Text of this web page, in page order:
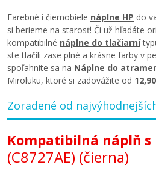
Farebné i čiernobiele náplne HP do
si berieme na starosť! Či už hľadáte
kompatibilné náplne do tlačiarní
ste tlačili zase plné a krásne farby v
spoľahnite sa na Náplne do
Miroluku, ktoré si zadovážite od
Zoradené od
Kompatibilná náplň s
(C8727AE) (čierna)